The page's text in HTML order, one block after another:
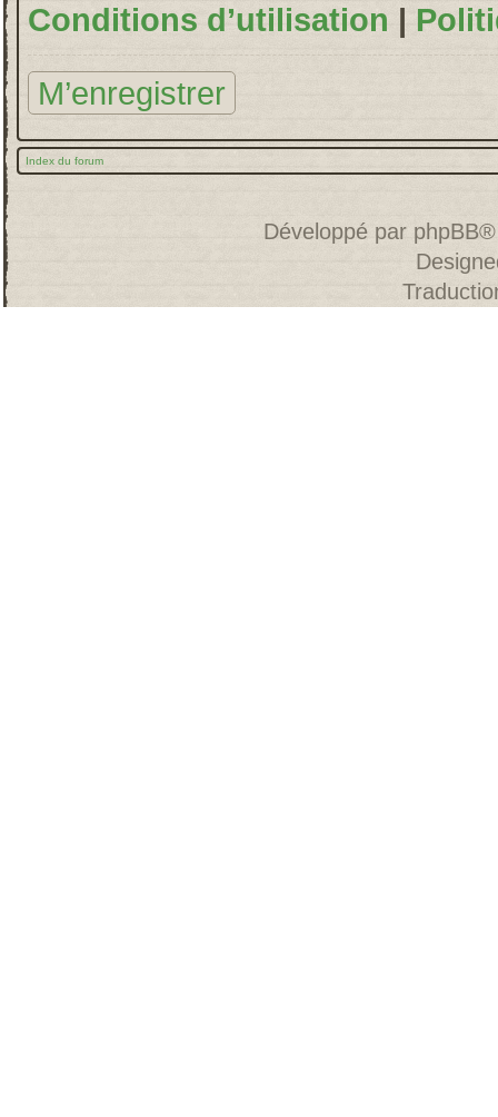
Conditions d’utilisation |
M’enregistrer
Index du forum
Développé par phpBB®